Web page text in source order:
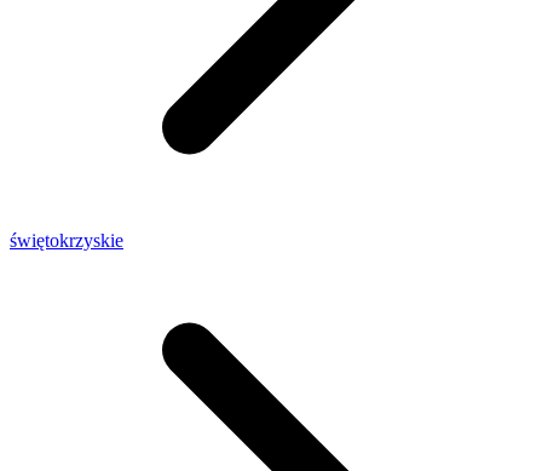
świętokrzyskie